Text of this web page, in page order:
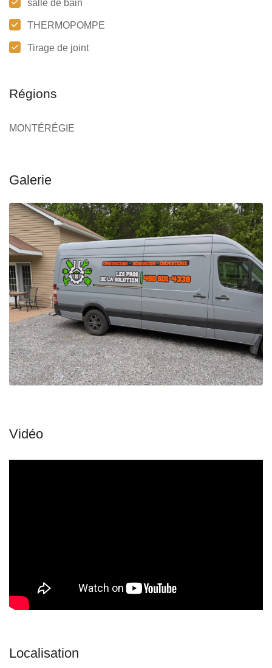
salle de bain
THERMOPOMPE
Tirage de joint
Régions
MONTÉRÉGIE